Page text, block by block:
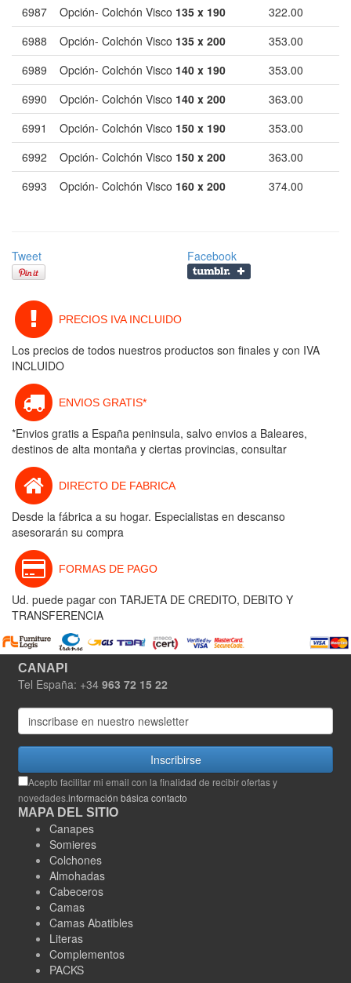
6987
Opción- Colchón Visco 135 x 190
322.00
6988
Opción- Colchón Visco 135 x 200
353.00
6989
Opción- Colchón Visco 140 x 190
353.00
6990
Opción- Colchón Visco 140 x 200
363.00
6991
Opción- Colchón Visco 150 x 190
353.00
6992
Opción- Colchón Visco 150 x 200
363.00
6993
Opción- Colchón Visco 160 x 200 374.00
Tweet Facebook
PRECIOS IVA INCLUIDO
Los precios de todos nuestros productos son finales y con IVA
INCLUIDO
ENVIOS GRATIS*
*Envios gratis a España peninsula, salvo envios a Baleares,
destinos de alta montaña y ciertas provincias, consultar
DIRECTO DE FABRICA
Desde la fábrica a su hogar. Especialistas en descanso
asesorarán su compra
FORMAS DE PAGO
Ud. puede pagar con TARJETA DE CREDITO, DEBITO Y
TRANSFERENCIA
CANAPI
Tel España: +34 963 72 15 22
Inscribirse
Acepto facilitar mi email con la finalidad de recibir ofertas y
novedades.información básica contacto
MAPA DEL SITIO
Canapes
Somieres
Colchones
Almohadas
Cabeceros
Camas
Camas Abatibles
Literas
Complementos
PACKS